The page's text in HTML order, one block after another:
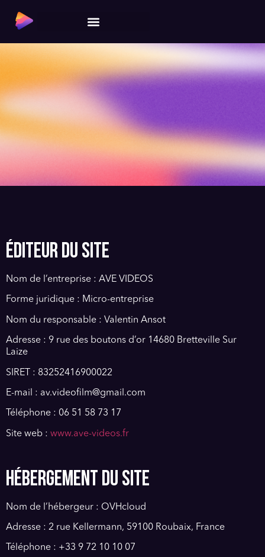
ÉDITEUR DU SITE
Nom de l’entreprise : AVE VIDEOS
Forme juridique : Micro-entreprise
Nom du responsable : Valentin Ansot
Adresse : 9 rue des boutons d’or 14680 Bretteville Sur
Laize
SIRET : 83252416900022
E-mail : av.videofilm@gmail.com
Téléphone : 06 51 58 73 17
Site web : www.ave-videos.fr
HÉBERGEMENT DU SITE
Nom de l’hébergeur : OVHcloud
Adresse : 2 rue Kellermann, 59100 Roubaix, France
Téléphone : +33 9 72 10 10 07